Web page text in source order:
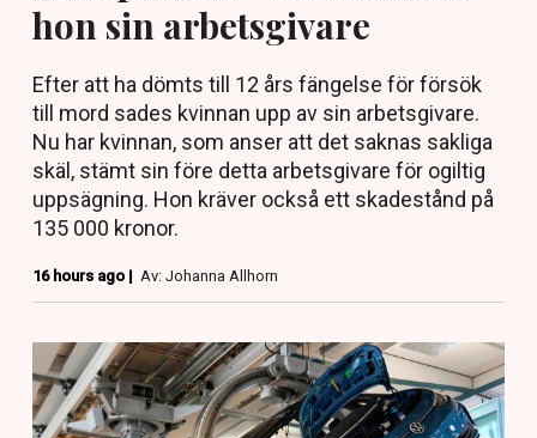
hon sin arbetsgivare
Efter att ha dömts till 12 års fängelse för försök
till mord sades kvinnan upp av sin arbetsgivare.
Nu har kvinnan, som anser att det saknas sakliga
skäl, stämt sin före detta arbetsgivare för ogiltig
uppsägning. Hon kräver också ett skadestånd på
135 000 kronor.
16 hours ago | Av: Johanna Allhorn